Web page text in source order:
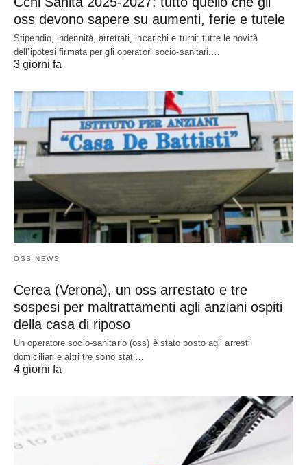
oss devono sapere su aumenti, ferie e tutele
Stipendio, indennità, arretrati, incarichi e turni: tutte le novità
dell’ipotesi firmata per gli operatori socio-sanitari.…
3 giorni fa
OSS NEWS
Cerea (Verona), un oss arrestato e tre
sospesi per maltrattamenti agli anziani ospiti
della casa di riposo
Un operatore socio-sanitario (oss) è stato posto agli arresti
domiciliari e altri tre sono stati…
4 giorni fa